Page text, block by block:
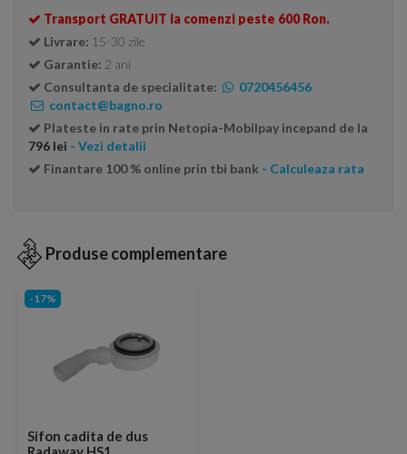
Transport GRATUIT la comenzi peste 600 Ron.
Livrare: 15-30 zile
Garantie: 2 ani
Consultanta de specialitate:
0720456456
contact@bagno.ro
Plateste in rate prin Netopia-Mobilpay incepand de la
796 lei - Vezi detalii
Finantare 100 % online prin tbi bank - Calculeaza rata
Produse complementare
-17%
Sifon cadita de dus